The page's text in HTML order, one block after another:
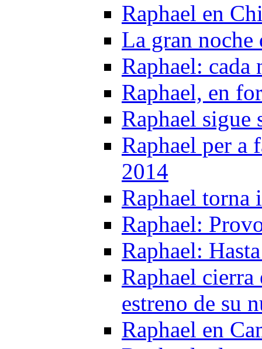
Raphael en
La gran
Raphael: cada
Raphael, en
Raphael sigue
Raphael per a
2014
Raphael torna
Raphael:
Raphael:
Raphael
estreno de su
Raphael en